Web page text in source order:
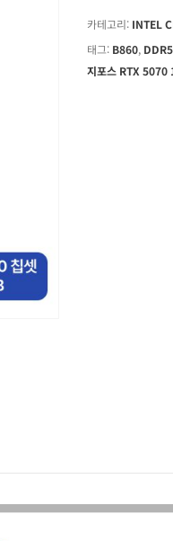
카테고리: INTEL
태그: B860, DDR5
지포스 RTX 5070